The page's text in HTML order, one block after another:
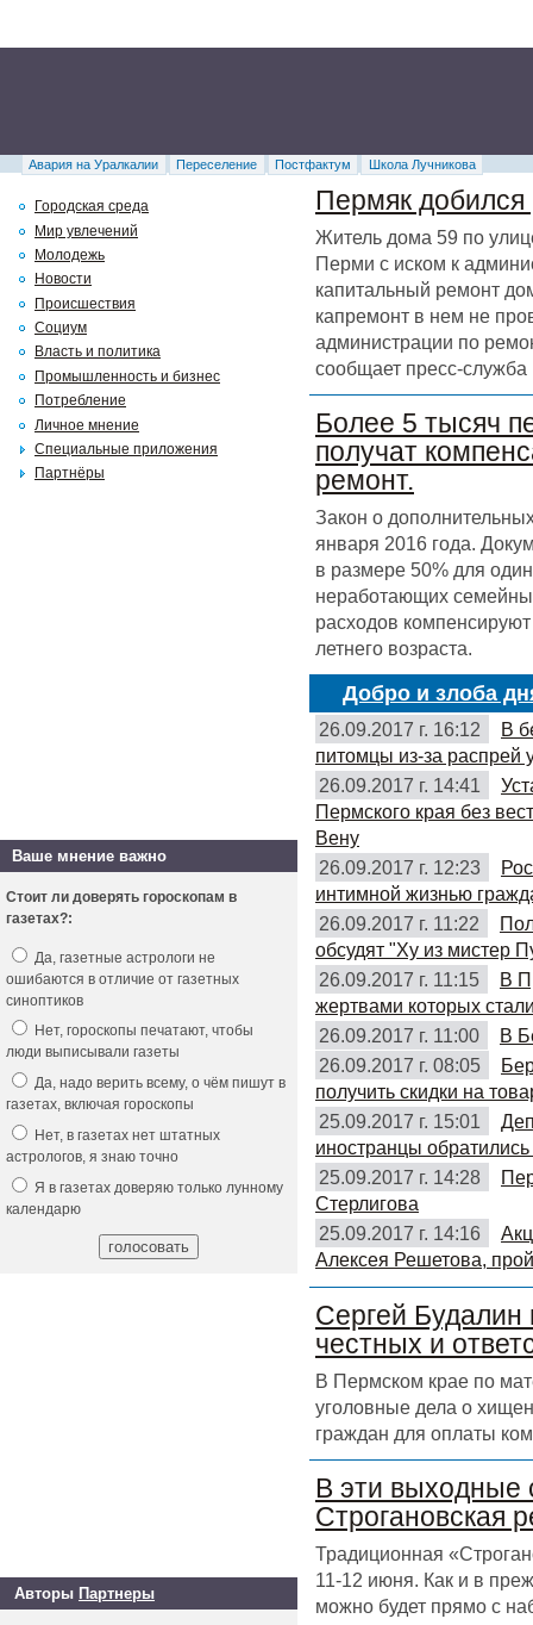
Авария на Уралкалии Переселение Постфактум Школа Лучникова
Пермяк добился
Житель дома 59 по
Перми с иском к
капитальный ремонт
капремонт в нем не
администрации по
сообщает пресс-служба
Более 5 тысяч
получат
ремонт.
Закон о
января 2016 года.
в размере 50% для
неработающих
расходов
летнего возраста.
Добро и злоба
26.09.2017 г. 16:12
В
питомцы из-за распрей
26.09.2017 г. 14:41
Пермского края без
Вену
26.09.2017 г. 12:23
интимной жизнью
26.09.2017 г. 11:22
обсудят "Ху из мистер
26.09.2017 г. 11:15
В
жертвами которых
26.09.2017 г. 11:00
В
26.09.2017 г. 08:05
получить скидки на
25.09.2017 г. 15:01
иностранцы обратились
25.09.2017 г. 14:28
Стерлигова
25.09.2017 г. 14:16
Алексея Решетова,
Сергей Будалин
честных и
В Пермском крае по
уголовные дела о
граждан для оплаты
В эти выходные
Строгановская
Традиционная
11-12 июня. Как и в
можно будет прямо с
Городская среда
Мир увлечений
Молодежь
Новости
Происшествия
Социум
Власть и политика
Промышленность и бизнес
Потребление
Личное мнение
Специальные приложения
Партнёры
Ваше мнение важно
Стоит ли доверять гороскопам в
газетах?:
Да, газетные астрологи не
ошибаются в отличие от газетных
синоптиков
Нет, гороскопы печатают, чтобы
люди выписывали газеты
Да, надо верить всему, о чём пишут в
газетах, включая гороскопы
Нет, в газетах нет штатных
астрологов, я знаю точно
Я в газетах доверяю только лунному
календарю
Авторы Партнеры